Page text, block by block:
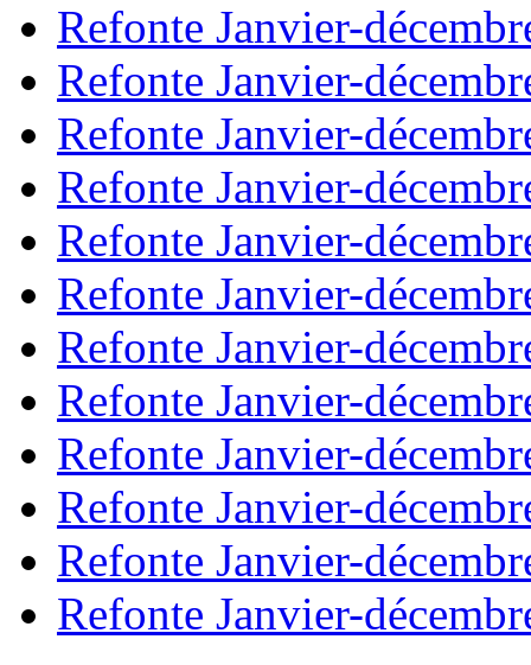
Refonte Janvier-
Refonte Janvier-
Refonte Janvier-
Refonte Janvier-
Refonte Janvier-
Refonte Janvier-
Refonte Janvier-
Refonte Janvier-
Refonte Janvier-
Refonte Janvier-
Refonte Janvier-
Refonte Janvier-